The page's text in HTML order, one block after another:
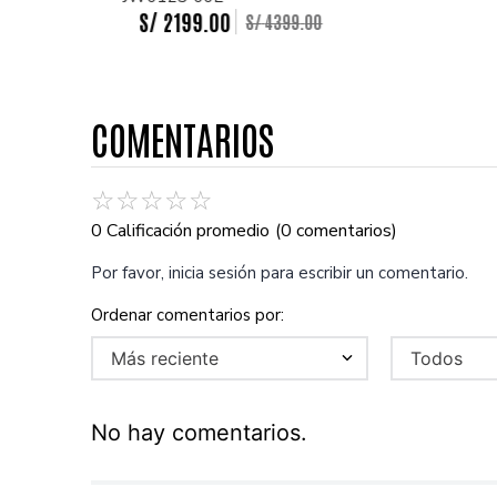
S/ 2199 00 S/4399.00
COMENTARIOS
☆☆☆☆☆
0 Calificación promedio (0 comentarios)
Por favor, inicia sesión para escribir un comentario.
Más reciente Todos
No hay comentarios.